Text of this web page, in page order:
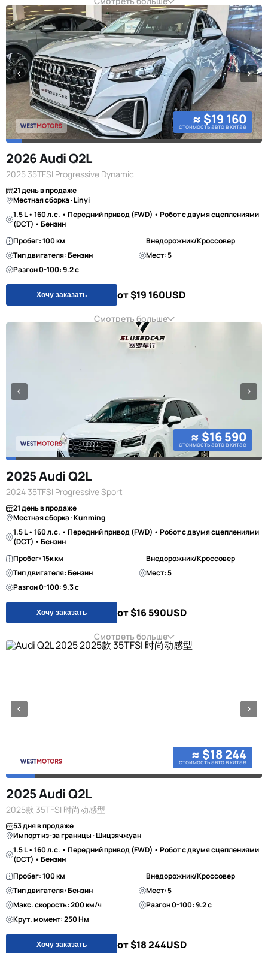
≈ $19 160
стоимость авто в китае
2026 Audi Q2L
2025 35TFSI Progressive Dynamic
21 день в продаже
Местная сборка · Linyi
1.5 L • 160 л.с. • Передний привод (FWD) • Робот с двумя сцеплениями
(DCT) • Бензин
Пробег: 100 км
Внедорожник/Кроссовер
Тип двигателя: Бензин
Мест: 5
Разгон 0-100: 9.2 с
Хочу заказать от $19 160USD
Смотреть больше
≈ $16 590
стоимость авто в китае
2025 Audi Q2L
2024 35TFSI Progressive Sport
21 день в продаже
Местная сборка · Kunming
1.5 L • 160 л.с. • Передний привод (FWD) • Робот с двумя сцеплениями
(DCT) • Бензин
Пробег: 15к км
Внедорожник/Кроссовер
Тип двигателя: Бензин
Мест: 5
Разгон 0-100: 9.3 с
Хочу заказать от $16 590USD
Смотреть больше
≈ $18 244
стоимость авто в китае
2025 Audi Q2L
2025款 35TFSI 时尚动感型
53 дня в продаже
Импорт из-за границы · Шицзячжуан
1.5 L • 160 л.с. • Передний привод (FWD) • Робот с двумя сцеплениями
(DCT) • Бензин
Пробег: 100 км
Внедорожник/Кроссовер
Тип двигателя: Бензин
Мест: 5
Макс. скорость: 200 км/ч
Разгон 0-100: 9.2 с
Крут. момент: 250 Нм
Хочу заказать от $18 244USD